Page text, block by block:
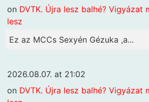
on DVTK. Újra lesz balhé? Vigyázat
lesz
Ez az MCCs Sexyén Gézuka ,a...
2026.08.07. at 21:02
on DVTK. Újra lesz balhé? Vigyázat